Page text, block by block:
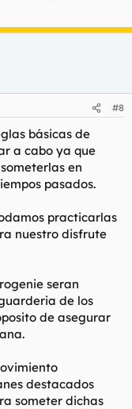
#8
básicas de
a cabo ya que
en
pasados.
practicarlas
nuestro disfrute
seran
de los
de asegurar
destacados
someter dichas